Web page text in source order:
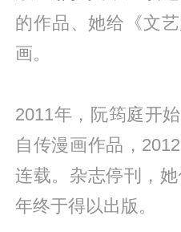
的作品、她给《文
画。
2011年，阮筠庭开
自传漫画作品，
连载。杂志停刊，
年终于得以出版。